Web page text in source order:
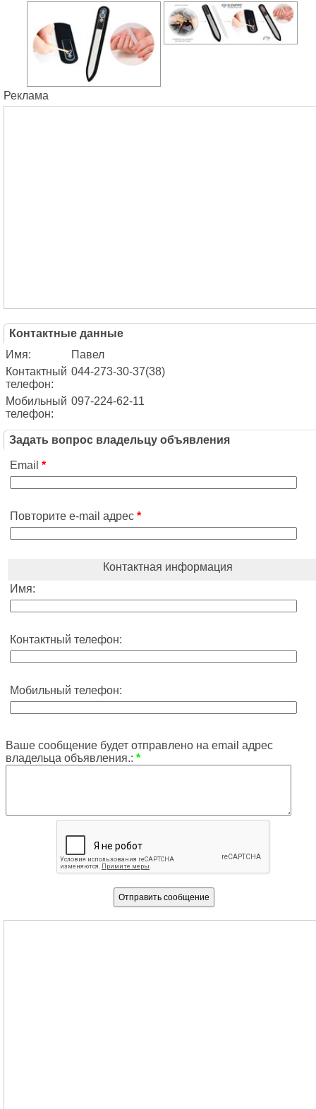
Реклама
Контактные данные
Имя:
Павел
Контактный
телефон:
044-273-30-37(38)
Мобильный
телефон:
097-224-62-11
Задать вопрос владельцу объявления
Email *
Повторите e-mail адрес *
Контактная информация
Имя:
Контактный телефон:
Мобильный телефон:
Ваше сообщение будет отправлено на email адрес
владельца объявления.: *